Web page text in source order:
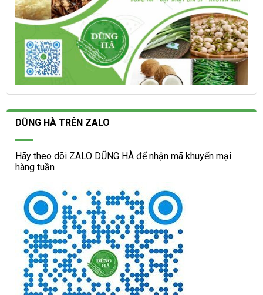
DŨNG HÀ TRÊN ZALO
Hãy theo dõi ZALO DŨNG HÀ để nhận mã khuyến mại
hàng tuần